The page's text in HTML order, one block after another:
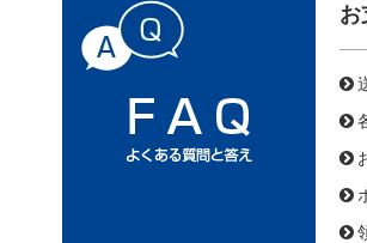
お